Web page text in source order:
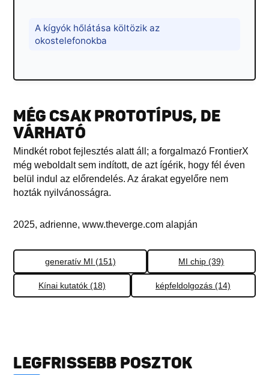
A kígyók hőlátása költözik az
okostelefonokba
MÉG CSAK PROTOTÍPUS, DE
VÁRHATÓ
Mindkét robot fejlesztés alatt áll; a forgalmazó FrontierX
még weboldalt sem indított, de azt ígérik, hogy fél éven
belül indul az előrendelés. Az árakat egyelőre nem
hozták nyilvánosságra.
2025, adrienne, www.theverge.com alapján
generatív MI (151) MI chip (39)
Kínai kutatók (18) képfeldolgozás (14)
LEGFRISSEBB POSZTOK